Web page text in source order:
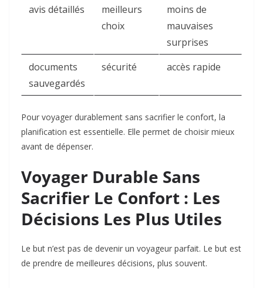
avis détaillés
meilleurs
choix
moins de
mauvaises
surprises
documents
sauvegardés
sécurité accès rapide
Pour voyager durablement sans sacrifier le confort, la
planification est essentielle. Elle permet de choisir mieux
avant de dépenser.
Voyager Durable Sans
Sacrifier Le Confort : Les
Décisions Les Plus Utiles
Le but n’est pas de devenir un voyageur parfait. Le but est
de prendre de meilleures décisions, plus souvent.